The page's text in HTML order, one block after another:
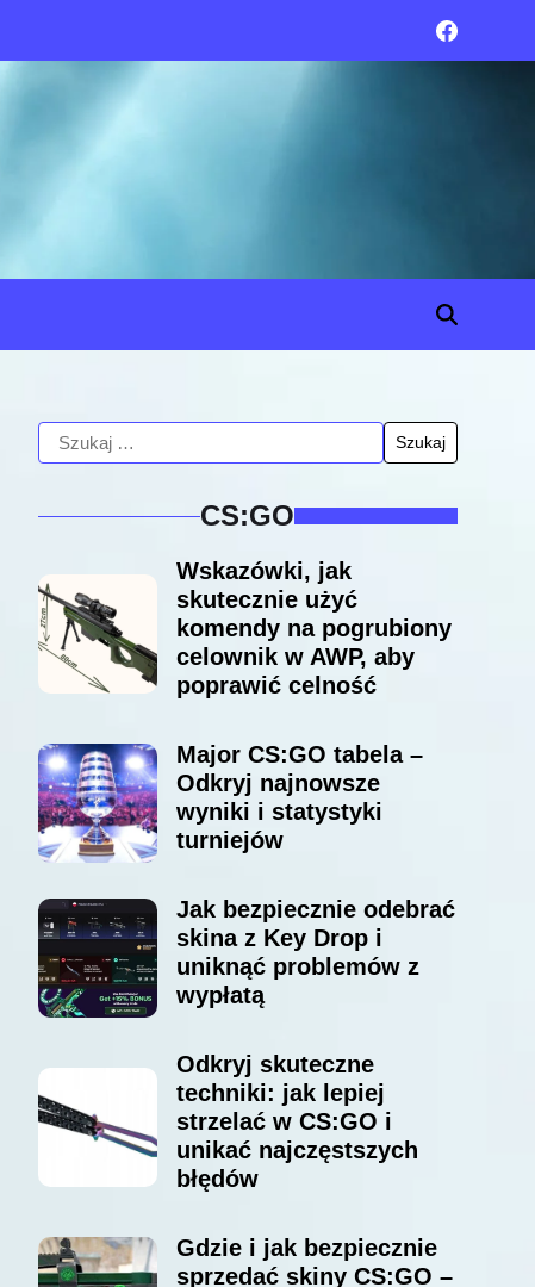
CS:GO
Wskazówki, jak
skutecznie użyć
komendy na pogrubiony
celownik w AWP, aby
poprawić celność
Major CS:GO tabela –
Odkryj najnowsze
wyniki i statystyki
turniejów
Jak bezpiecznie odebrać
skina z Key Drop i
uniknąć problemów z
wypłatą
Odkryj skuteczne
techniki: jak lepiej
strzelać w CS:GO i
unikać najczęstszych
błędów
Gdzie i jak bezpiecznie
sprzedać skiny CS:GO –